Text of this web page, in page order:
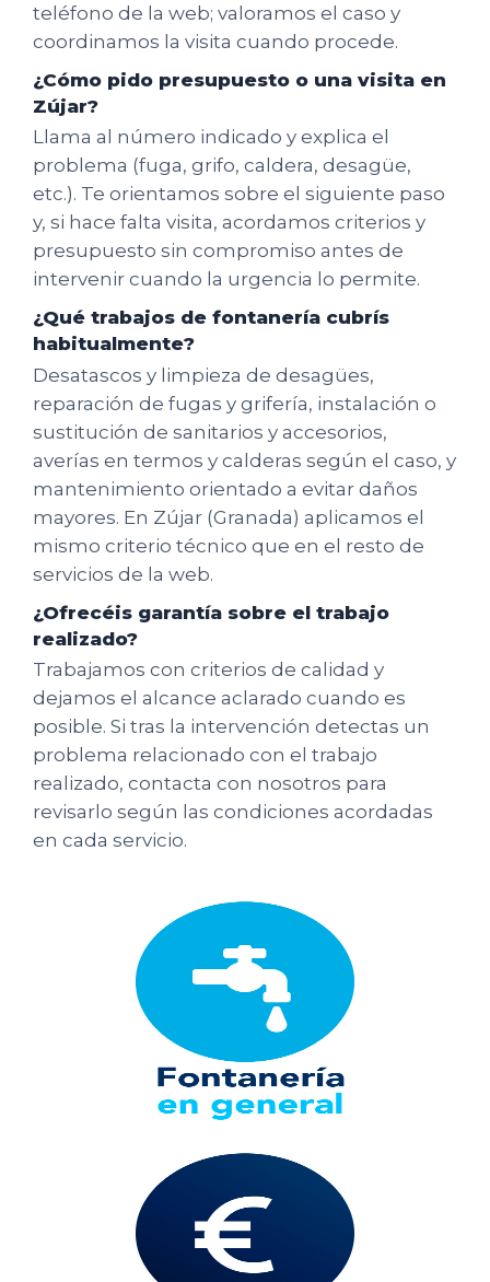
teléfono de la web; valoramos el caso y
coordinamos la visita cuando procede.
¿Cómo pido presupuesto o una visita en
Zújar?
Llama al número indicado y explica el
problema (fuga, grifo, caldera, desagüe,
etc.). Te orientamos sobre el siguiente paso
y, si hace falta visita, acordamos criterios y
presupuesto sin compromiso antes de
intervenir cuando la urgencia lo permite.
¿Qué trabajos de fontanería cubrís
habitualmente?
Desatascos y limpieza de desagües,
reparación de fugas y grifería, instalación o
sustitución de sanitarios y accesorios,
averías en termos y calderas según el caso, y
mantenimiento orientado a evitar daños
mayores. En Zújar (Granada) aplicamos el
mismo criterio técnico que en el resto de
servicios de la web.
¿Ofrecéis garantía sobre el trabajo
realizado?
Trabajamos con criterios de calidad y
dejamos el alcance aclarado cuando es
posible. Si tras la intervención detectas un
problema relacionado con el trabajo
realizado, contacta con nosotros para
revisarlo según las condiciones acordadas
en cada servicio.